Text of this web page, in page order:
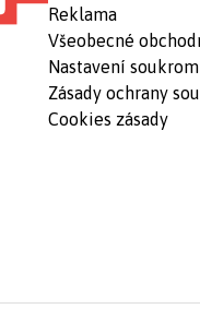
Reklama
Všeobecné
Nastavení
Zásady ochrany
Cookies zásady